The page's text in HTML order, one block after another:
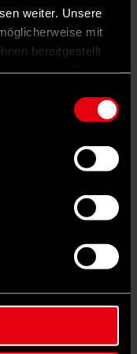
weiter. Unsere
mit
bereitgestellt
bei einem Spiel